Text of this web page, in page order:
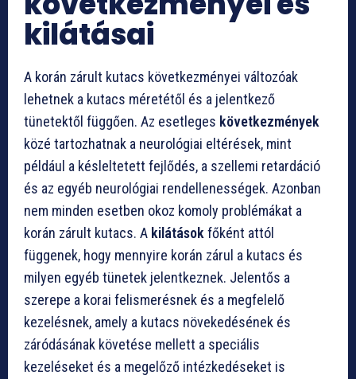
kilátásai
A korán zárult kutacs következményei változóak
lehetnek a kutacs méretétől és a jelentkező
tünetektől függően. Az esetleges következmények
közé tartozhatnak a neurológiai eltérések, mint
például a késleltetett fejlődés, a szellemi retardáció
és az egyéb neurológiai rendellenességek. Azonban
nem minden esetben okoz komoly problémákat a
korán zárult kutacs. A kilátások főként attól
függenek, hogy mennyire korán zárul a kutacs és
milyen egyéb tünetek jelentkeznek. Jelentős a
szerepe a korai felismerésnek és a megfelelő
kezelésnek, amely a kutacs növekedésének és
záródásának követése mellett a speciális
kezeléseket és a megelőző intézkedéseket is